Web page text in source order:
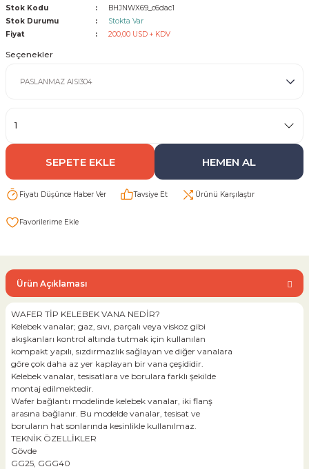
Sarı Çekvalf
VANA
Stok Kodu
BHJNWX69_c6dac1
Stok Durumu
Stokta Var
Fiyat
200,00 USD + KDV
Seçenekler
SEPETE EKLE HEMEN AL
Fiyatı Düşünce Haber Ver Tavsiye Et Ürünü Karşılaştır
Ürün Açıklaması
WAFER TİP KELEBEK VANA NEDİR?
Kelebek vanalar; gaz, sıvı, parçalı veya viskoz gibi
akışkanları kontrol altında tutmak için kullanılan
kompakt yapılı, sızdırmazlık sağlayan ve diğer vanalara
göre çok daha az yer kaplayan bir vana çeşididir.
Kelebek vanalar, tesisatlara ve borulara farklı şekilde
montaj edilmektedir.
Wafer bağlantı modelinde kelebek vanalar, iki flanş
arasına bağlanır. Bu modelde vanalar, tesisat ve
boruların hat sonlarında kesinlikle kullanılmaz.
TEKNİK ÖZELLİKLER
Gövde
GG25, GGG40